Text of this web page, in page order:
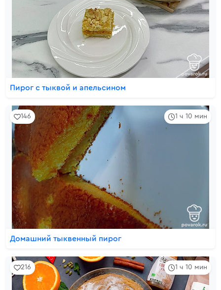
Пирог с тыквой и апельсином
1 ч 10 мин
146
Домашний тыквенный пирог
1 ч 10 мин
216